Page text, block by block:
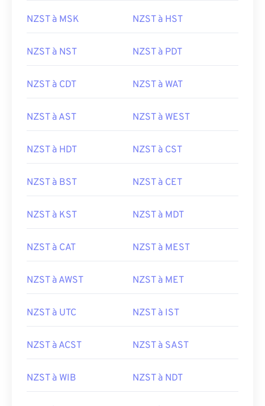
NZST à MSK NZST à HST
NZST à NST NZST à PDT
NZST à CDT NZST à WAT
NZST à AST NZST à WEST
NZST à HDT NZST à CST
NZST à BST NZST à CET
NZST à KST NZST à MDT
NZST à CAT NZST à MEST
NZST à AWST NZST à MET
NZST à UTC NZST à IST
NZST à ACST NZST à SAST
NZST à WIB NZST à NDT